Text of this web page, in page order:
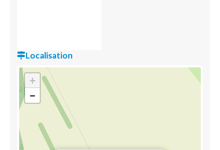
Localisation
+
−